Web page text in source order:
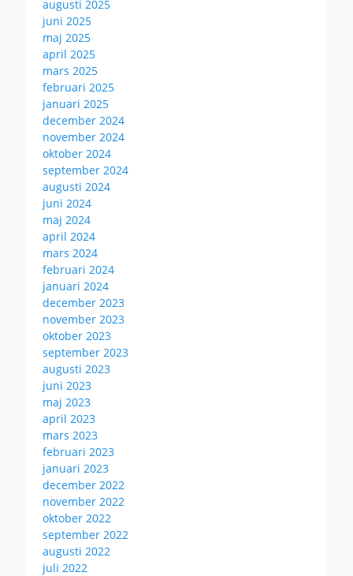
augusti 2025
juni 2025
maj 2025
april 2025
mars 2025
februari 2025
januari 2025
december 2024
november 2024
oktober 2024
september 2024
augusti 2024
juni 2024
maj 2024
april 2024
mars 2024
februari 2024
januari 2024
december 2023
november 2023
oktober 2023
september 2023
augusti 2023
juni 2023
maj 2023
april 2023
mars 2023
februari 2023
januari 2023
december 2022
november 2022
oktober 2022
september 2022
augusti 2022
juli 2022